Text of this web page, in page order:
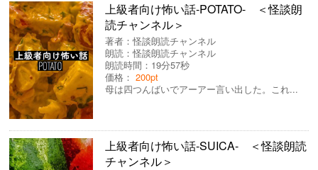
上級者向け怖い話-POTATO- ＜怪談朗
読チャンネル＞
著者：怪談朗読チャンネル
朗読：怪談朗読チャンネル
朗読時間：19分57秒
価格：200pt
母は四つんばいでアーアー言い出した。これ...
上級者向け怖い話-SUICA- ＜怪談朗読
チャンネル＞